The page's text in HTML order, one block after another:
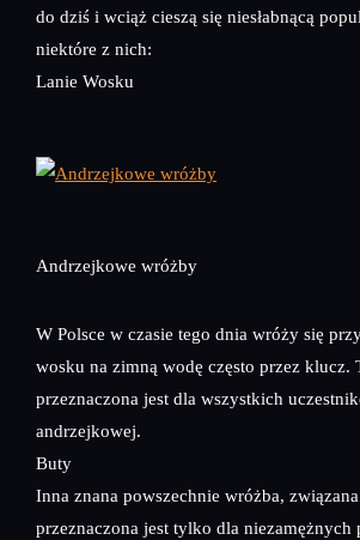
do dziś i wciąż cieszą się niesłabnącą
niektóre z nich:
Lanie Wosku
Andrzejkowe wróżby
W Polsce w czasie tego dnia wróży się
wosku na zimną wodę często przez klucz.
przeznaczona jest dla wszystkich
andrzejkowej.
Buty
Inna znana powszechnie wróżba,
przeznaczona jest tylko dla niezamężnych